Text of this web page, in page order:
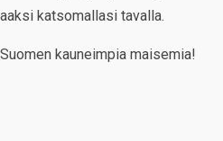
katsomallasi tavalla.
kauneimpia maisemia!